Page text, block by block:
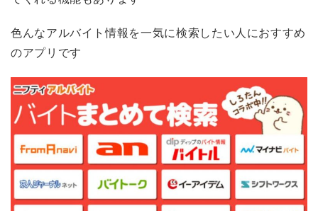
色んなアルバイト情報を一気に検索したい人におすすめ
のアプリです